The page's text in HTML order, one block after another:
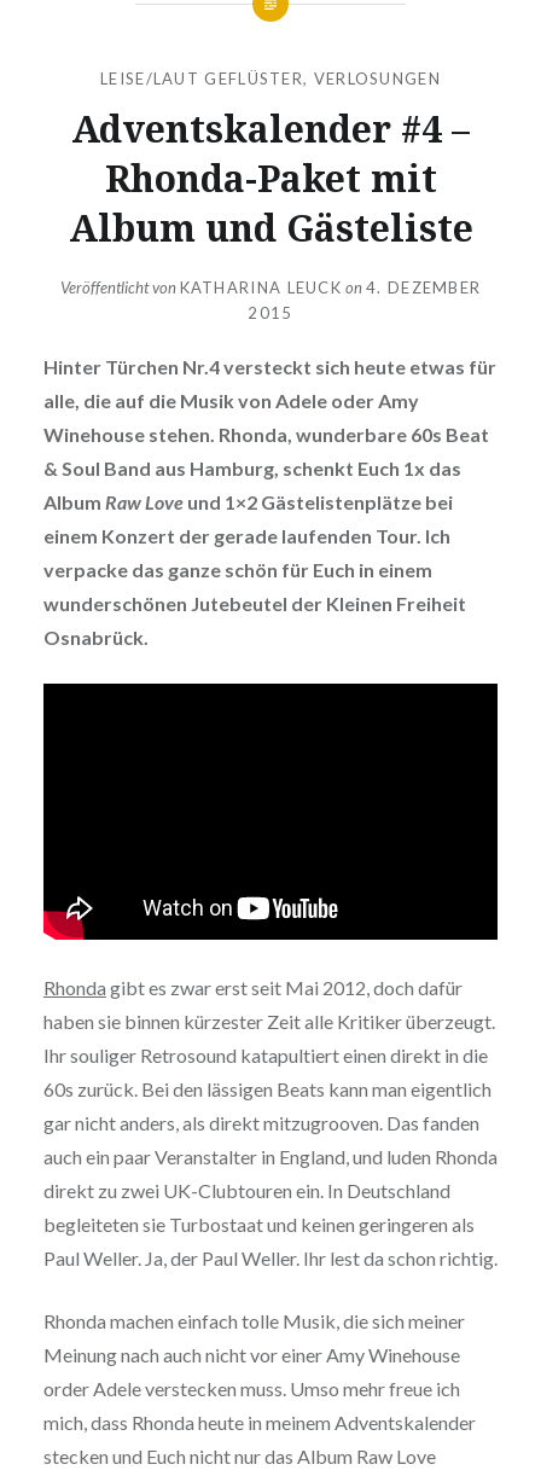
LEISE/LAUT GEFLÜSTER, VERLOSUNGEN
Adventskalender #4 –
Rhonda-Paket mit
Album und Gästeliste
Veröffentlicht vonKATHARINA LEUCK on4. DEZEMBER
2015
Hinter Türchen Nr.4 versteckt sich heute etwas für
alle, die auf die Musik von Adele oder Amy
Winehouse stehen. Rhonda, wunderbare 60s Beat
& Soul Band aus Hamburg, schenkt Euch 1x das
Album Raw Love und 1×2 Gästelistenplätze bei
einem Konzert der gerade laufenden Tour. Ich
verpacke das ganze schön für Euch in einem
wunderschönen Jutebeutel der Kleinen Freiheit
Osnabrück.
Rhonda gibt es zwar erst seit Mai 2012, doch dafür
haben sie binnen kürzester Zeit alle Kritiker überzeugt.
Ihr souliger Retrosound katapultiert einen direkt in die
60s zurück. Bei den lässigen Beats kann man eigentlich
gar nicht anders, als direkt mitzugrooven. Das fanden
auch ein paar Veranstalter in England, und luden Rhonda
direkt zu zwei UK-Clubtouren ein. In Deutschland
begleiteten sie Turbostaat und keinen geringeren als
Paul Weller. Ja, der Paul Weller. Ihr lest da schon richtig.
Rhonda machen einfach tolle Musik, die sich meiner
Meinung nach auch nicht vor einer Amy Winehouse
order Adele verstecken muss. Umso mehr freue ich
mich, dass Rhonda heute in meinem Adventskalender
stecken und Euch nicht nur das Album Raw Love